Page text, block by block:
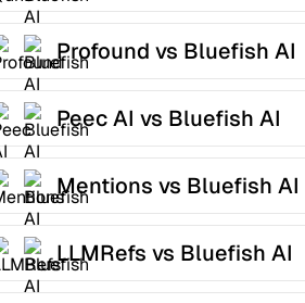
Profound vs Bluefish AI
Peec AI vs Bluefish AI
Mentions vs Bluefish AI
LLMRefs vs Bluefish AI